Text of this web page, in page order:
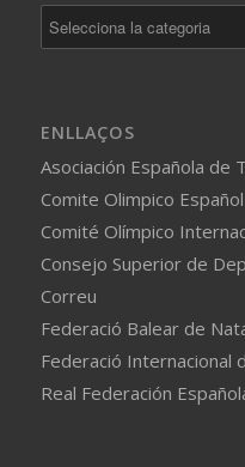
ENLLAÇOS
Asociación Española de
Comite Olimpico Español
Comité Olímpico
Consejo Superior de
Correu
Federació Balear de
Federació Internacional
Real Federación